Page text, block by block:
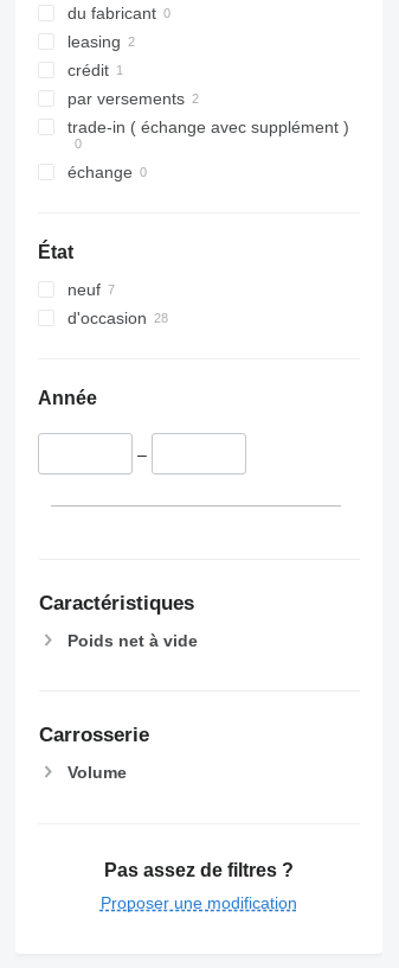
du fabricant
leasing
crédit
par versements
trade-in ( échange avec supplément )
échange
État
neuf
d'occasion
Année
–
Caractéristiques
Poids net à vide
Carrosserie
Volume
Pas assez de filtres ?
Proposer une modification